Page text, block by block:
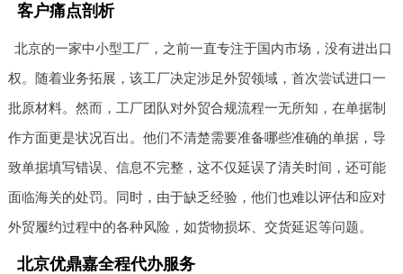
客户痛点剖析
北京的一家中小型工厂，之前一直专注于国内市场，没有进出口
权。随着业务拓展，该工厂决定涉足外贸领域，首次尝试进口一
批原材料。然而，工厂团队对外贸合规流程一无所知，在单据制
作方面更是状况百出。他们不清楚需要准备哪些准确的单据，导
致单据填写错误、信息不完整，这不仅延误了清关时间，还可能
面临海关的处罚。同时，由于缺乏经验，他们也难以评估和应对
外贸履约过程中的各种风险，如货物损坏、交货延迟等问题。
北京优鼎嘉全程代办服务